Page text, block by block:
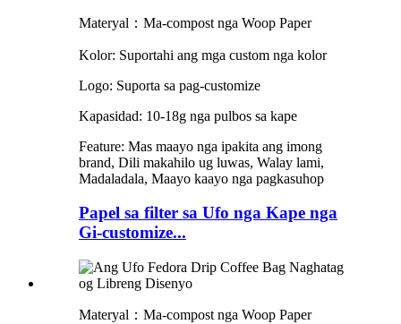
Materyal：Ma-compost nga Woop Paper
Kolor: Suportahi ang mga custom nga kolor
Logo: Suporta sa pag-customize
Kapasidad: 10-18g nga pulbos sa kape
Feature: Mas maayo nga ipakita ang imong
brand, Dili makahilo ug luwas, Walay lami,
Madaladala, Maayo kaayo nga pagkasuhop
Papel sa filter sa Ufo nga Kape nga
Gi-customize...
Materyal：Ma-compost nga Woop Paper